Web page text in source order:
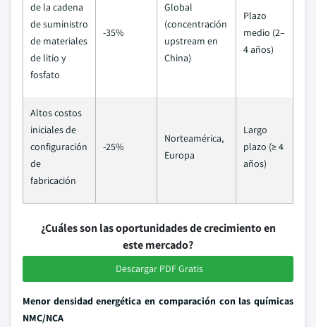
de la cadena
de suministro
de materiales
de litio y
fosfato
-35%
Global
(concentración
upstream en
China)
Plazo
medio (2–
4 años)
Altos costos
iniciales de
configuración
de
fabricación
-25%
Norteamérica,
Europa
Largo
plazo (≥ 4
años)
¿Cuáles son las oportunidades de crecimiento en
este mercado?
Descargar PDF Gratis
Menor densidad energética en comparación con las químicas
NMC/NCA